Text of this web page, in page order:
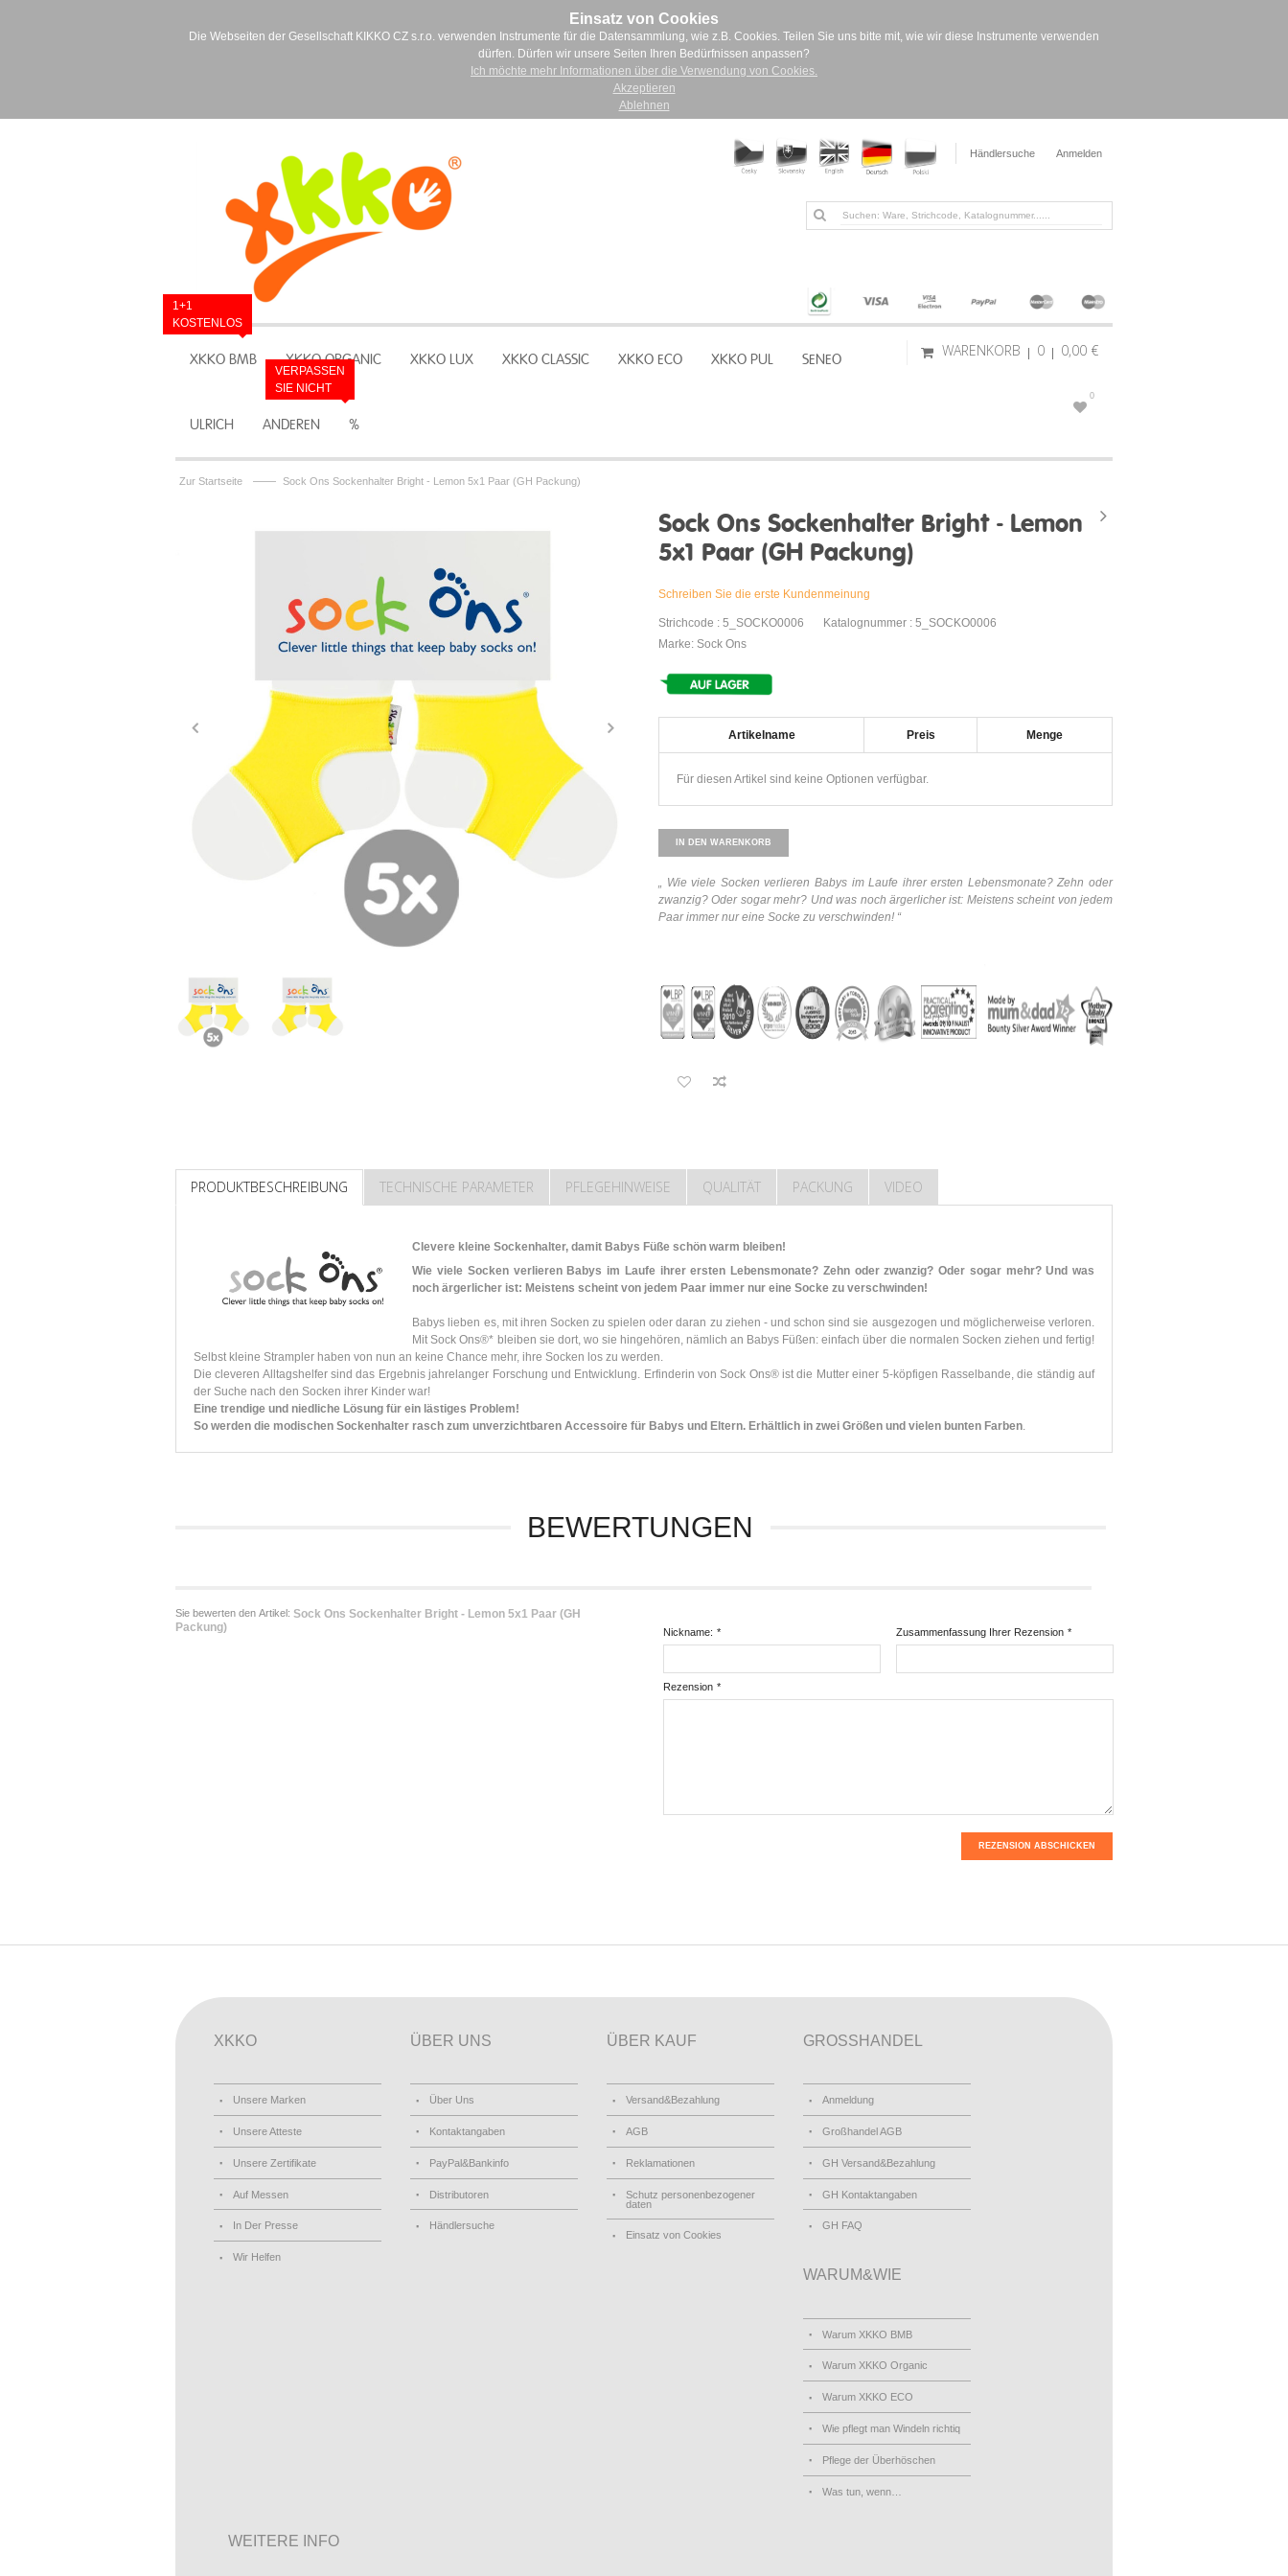
Einsatz von Cookies
Die Webseiten der Gesellschaft KIKKO CZ s.r.o. verwenden Instrumente für die Datensammlung, wie z.B. Cookies. Teilen Sie uns bitte mit, wie wir diese Instrumente verwenden
dürfen. Dürfen wir unsere Seiten Ihren Bedürfnissen anpassen?
Ich möchte mehr Informationen über die Verwendung von Cookies.
Akzeptieren
Ablehnen
Händlersuche Anmelden
XKKO BMB
1+1
KOSTENLOS
XKKO ORGANIC XKKO LUX XKKO CLASSIC XKKO ECO XKKO PUL SENEO
ULRICH ANDEREN %
VERPASSEN
SIE NICHT
WARENKORB 0 0,00 €
0
Zur Startseite —— Sock Ons Sockenhalter Bright - Lemon 5x1 Paar (GH Packung)
Sock Ons Sockenhalter Bright - Lemon
5x1 Paar (GH Packung)
Schreiben Sie die erste Kundenmeinung
Strichcode : 5_SOCKO0006
Katalognummer : 5_SOCKO0006
Marke: Sock Ons
Artikelname Preis Menge
Für diesen Artikel sind keine Optionen verfügbar.
IN DEN WARENKORB
„ Wie viele Socken verlieren Babys im Laufe ihrer ersten Lebensmonate? Zehn oder
zwanzig? Oder sogar mehr? Und was noch ärgerlicher ist: Meistens scheint von jedem
Paar immer nur eine Socke zu verschwinden! “
PRODUKTBESCHREIBUNG TECHNISCHE PARAMETER PFLEGEHINWEISE QUALITÄT PACKUNG VIDEO
Clevere kleine Sockenhalter, damit Babys Füße schön warm bleiben!
Wie viele Socken verlieren Babys im Laufe ihrer ersten Lebensmonate? Zehn oder zwanzig? Oder sogar mehr? Und was
noch ärgerlicher ist: Meistens scheint von jedem Paar immer nur eine Socke zu verschwinden!
Babys lieben es, mit ihren Socken zu spielen oder daran zu ziehen - und schon sind sie ausgezogen und möglicherweise verloren.
Mit Sock Ons®* bleiben sie dort, wo sie hingehören, nämlich an Babys Füßen: einfach über die normalen Socken ziehen und fertig!
Selbst kleine Strampler haben von nun an keine Chance mehr, ihre Socken los zu werden.
Die cleveren Alltagshelfer sind das Ergebnis jahrelanger Forschung und Entwicklung. Erfinderin von Sock Ons® ist die Mutter einer 5-köpfigen Rasselbande, die ständig auf
der Suche nach den Socken ihrer Kinder war!
Eine trendige und niedliche Lösung für ein lästiges Problem!
So werden die modischen Sockenhalter rasch zum unverzichtbaren Accessoire für Babys und Eltern. Erhältlich in zwei Größen und vielen bunten Farben.
BEWERTUNGEN
Sie bewerten den Artikel: Sock Ons Sockenhalter Bright - Lemon 5x1 Paar (GH
Packung)
*
Nickname: *
Zusammenfassung Ihrer Rezension
*
Rezension
REZENSION ABSCHICKEN
XKKO
Unsere Marken
Unsere Atteste
Unsere Zertifikate
Auf Messen
In Der Presse
Wir Helfen
ÜBER UNS
Über Uns
Kontaktangaben
PayPal&Bankinfo
Distributoren
Händlersuche
ÜBER KAUF
Versand&Bezahlung
AGB
Reklamationen
Schutz personenbezogener
daten
Einsatz von Cookies
GROSSHANDEL
Anmeldung
Großhandel AGB
GH Versand&Bezahlung
GH Kontaktangaben
GH FAQ
WARUM&WIE
Warum XKKO BMB
Warum XKKO Organic
Warum XKKO ECO
Wie pflegt man Windeln richtiq
Pflege der Überhöschen
Was tun, wenn…
WEITERE INFO